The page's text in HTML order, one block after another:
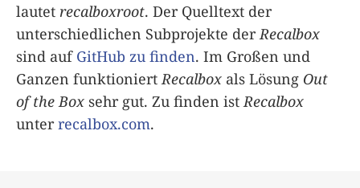
lautet recalboxroot. Der Quelltext der
unterschiedlichen Subprojekte derRecalbox
sind auf GitHub zu finden. Im Großen und
Ganzen funktioniertRecalbox als Lösung Out
of the Box sehr gut. Zu finden istRecalbox
unterrecalbox.com.